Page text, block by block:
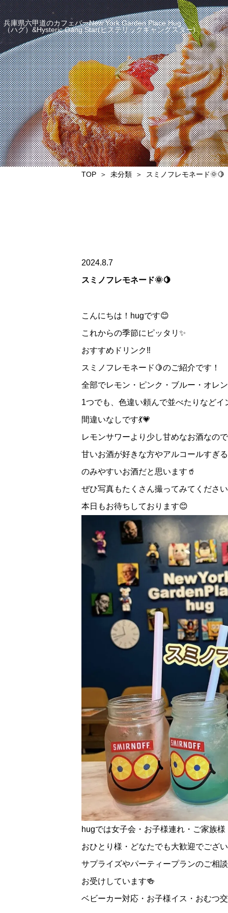
兵庫県六甲道のカフェバーNew York Garden Place Hug
（ハグ）&Hysteric Gang Star(ヒステリックギャングスター)
TOP 未分類 スミノフレモネード🌞🍋
2024.8.7
スミノフレモネード🌞🍋
こんにちは！hugです😊
これからの季節にピッタリ✨
おすすめドリンク‼️
スミノフレモネード🍋のご紹介です！
全部でレモン・ピンク・ブルー・オレ
1つでも、色違い頼んで並べたりなどイ
間違いなしです💃💗
レモンサワーより少し甘めなお酒なので
甘いお酒が好きな方やアルコールすぎ
のみやすいお酒だと思います🥤
ぜひ写真もたくさん撮ってみてくださ
本日もお待ちしております😊
hugでは女子会・お子様連れ・ご家族様
おひとり様・どなたでも大歓迎でござ
サプライズやパーティープランのご相
お受けしています🍻
ベビーカー対応・お子様イス・おむつ